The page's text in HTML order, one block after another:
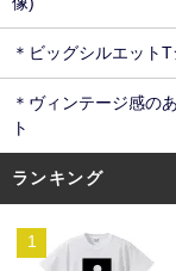
＊ビッグシルエット
＊ヴィンテージ感の
ト
ランキング
1